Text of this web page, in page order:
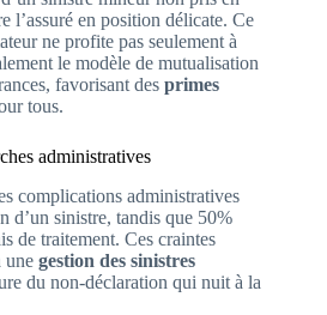
l’assuré en position délicate. Ce
ne profite pas seulement à
le modèle de mutualisation
favorisant des primes
tous.
administratives
complications administratives
d’un sinistre, tandis que 50%
de traitement. Ces craintes
une gestion des sinistres
du non-déclaration qui nuit à la